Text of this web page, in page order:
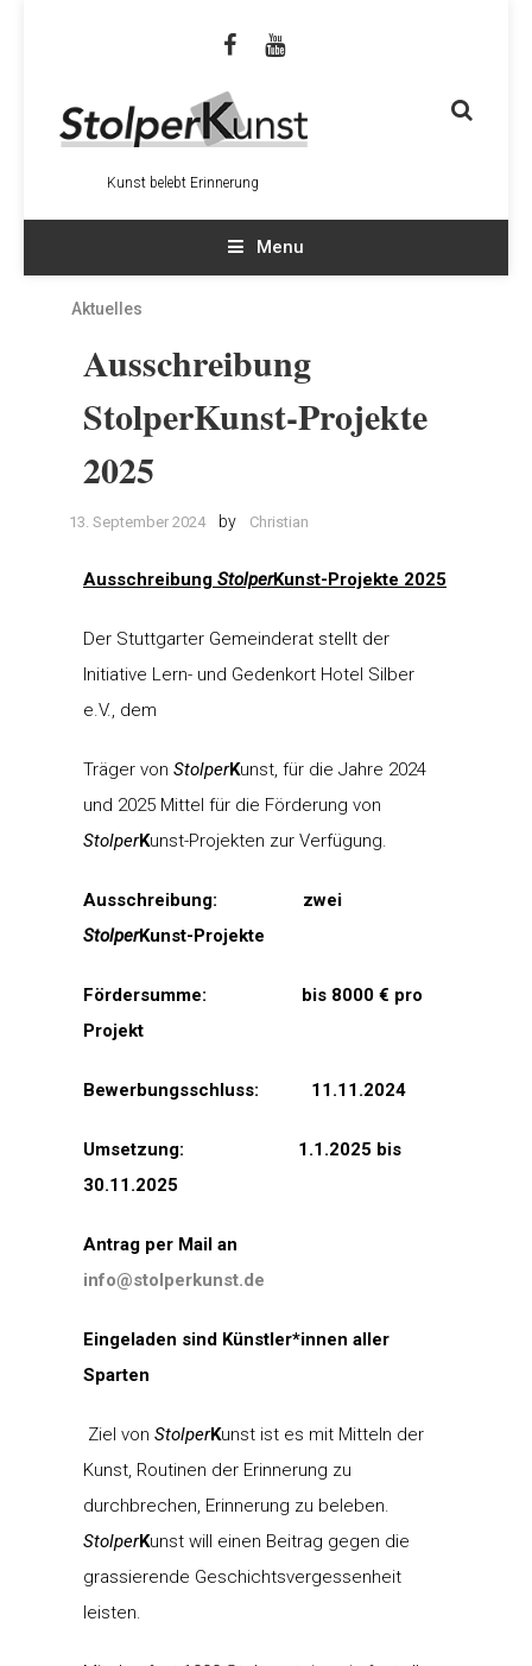
Kunst belebt Erinnerung
Menu
Aktuelles
Ausschreibung
StolperKunst-Projekte
2025
13. September 2024 by Christian
Ausschreibung StolperKunst-Projekte 2025
Der Stuttgarter Gemeinderat stellt der
Initiative Lern- und Gedenkort Hotel Silber
e.V., dem
Träger von StolperKunst, für die Jahre 2024
und 2025 Mittel für die Förderung von
StolperKunst-Projekten zur Verfügung.
Ausschreibung: zwei
StolperKunst-Projekte
Fördersumme: bis 8000 € pro
Projekt
Bewerbungsschluss: 11.11.2024
Umsetzung: 1.1.2025 bis
30.11.2025
Antrag per Mail an
info@stolperkunst.de
Eingeladen sind Künstler*innen aller
Sparten
Ziel von StolperKunst ist es mit Mitteln der
Kunst, Routinen der Erinnerung zu
durchbrechen, Erinnerung zu beleben.
StolperKunst will einen Beitrag gegen die
grassierende Geschichtsvergessenheit
leisten.